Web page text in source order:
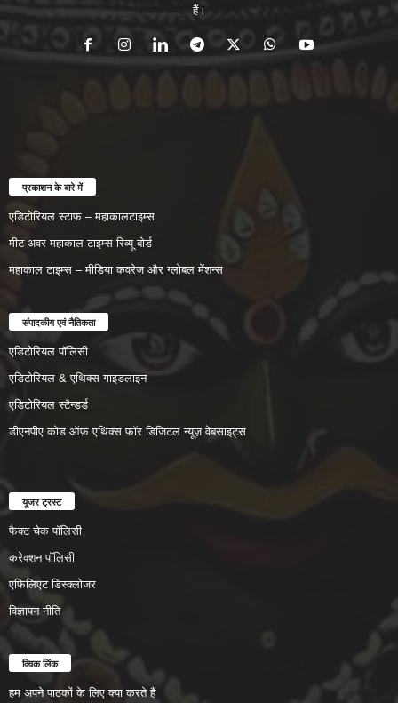
हैं।
प्रकाशन के बारे में
एडिटोरियल स्टाफ – महाकालटाइम्स
मीट अवर महाकाल टाइम्स रिव्यू बोर्ड
महाकाल टाइम्स – मीडिया कवरेज और ग्लोबल मेंशन्स
संपादकीय एवं नैतिकता
एडिटोरियल पॉलिसी
एडिटोरियल & एथिक्स गाइडलाइन
एडिटोरियल स्टैन्डर्ड
डीएनपीए कोड ऑफ़ एथिक्स फॉर डिजिटल न्यूज़ वेबसाइट्स
यूजर ट्रस्ट
फैक्ट चेक पॉलिसी
करेक्शन पॉलिसी
एफिलिएट डिस्क्लोजर
विज्ञापन नीति
क्विक लिंक
हम अपने पाठकों के लिए क्या करते हैं